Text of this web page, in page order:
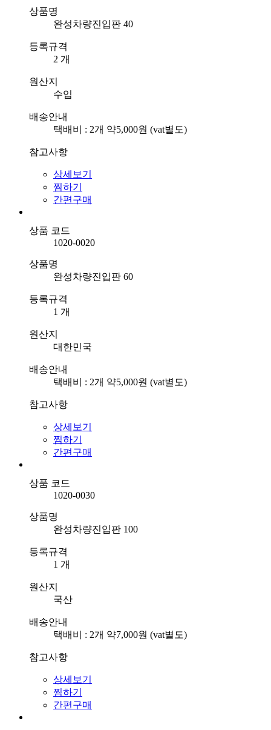
상품명
완성차량진입판 40
등록규격
2 개
원산지
수입
배송안내
택배비 : 2개 약5,000원 (vat별도)
참고사항
상세보기
찜하기
간편구매
상품 코드
1020-0020
상품명
완성차량진입판 60
등록규격
1 개
원산지
대한민국
배송안내
택배비 : 2개 약5,000원 (vat별도)
참고사항
상세보기
찜하기
간편구매
상품 코드
1020-0030
상품명
완성차량진입판 100
등록규격
1 개
원산지
국산
배송안내
택배비 : 2개 약7,000원 (vat별도)
참고사항
상세보기
찜하기
간편구매